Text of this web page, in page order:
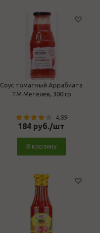
Соус томатный Аррабиата
ТМ Метелев, 300 гр
4,89
184 руб./шт
В корзину